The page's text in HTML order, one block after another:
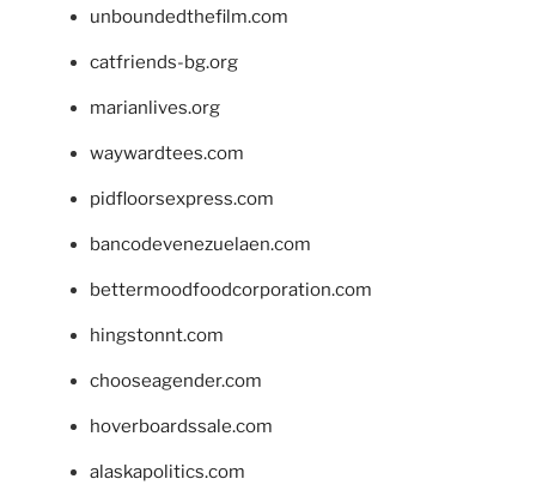
unboundedthefilm.com
catfriends-bg.org
marianlives.org
waywardtees.com
pidfloorsexpress.com
bancodevenezuelaen.com
bettermoodfoodcorporation.com
hingstonnt.com
chooseagender.com
hoverboardssale.com
alaskapolitics.com